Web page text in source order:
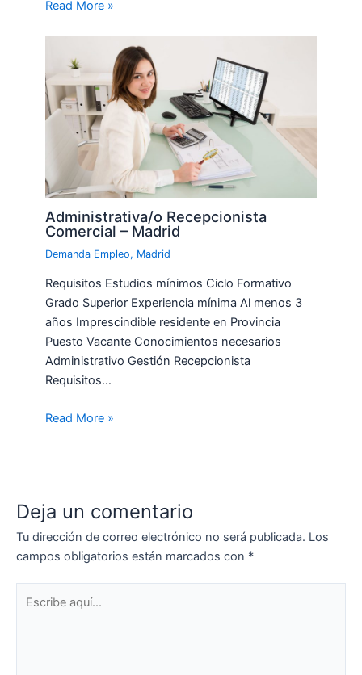
Read More »
Administrativa/o Recepcionista
Comercial – Madrid
Demanda Empleo, Madrid
Requisitos Estudios mínimos Ciclo Formativo
Grado Superior Experiencia mínima Al menos 3
años Imprescindible residente en Provincia
Puesto Vacante Conocimientos necesarios
Administrativo Gestión Recepcionista
Requisitos…
Read More »
Deja un comentario
Tu dirección de correo electrónico no será publicada. Los
campos obligatorios están marcados con *